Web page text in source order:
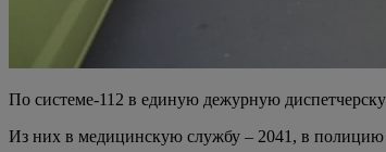
По системе-112 в единую дежурную
Из них в медицинскую службу – 2041, в полицию